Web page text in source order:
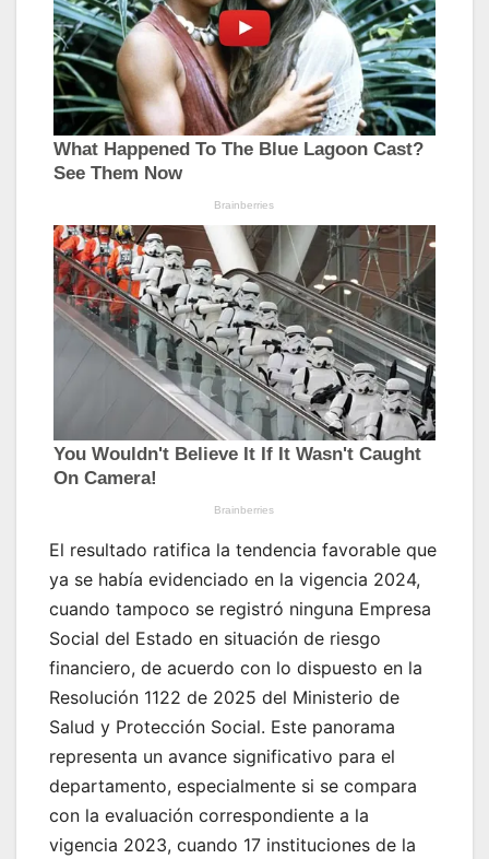
El resultado ratifica la tendencia favorable que
ya se había evidenciado en la vigencia 2024,
cuando tampoco se registró ninguna Empresa
Social del Estado en situación de riesgo
financiero, de acuerdo con lo dispuesto en la
Resolución 1122 de 2025 del Ministerio de
Salud y Protección Social. Este panorama
representa un avance significativo para el
departamento, especialmente si se compara
con la evaluación correspondiente a la
vigencia 2023, cuando 17 instituciones de la